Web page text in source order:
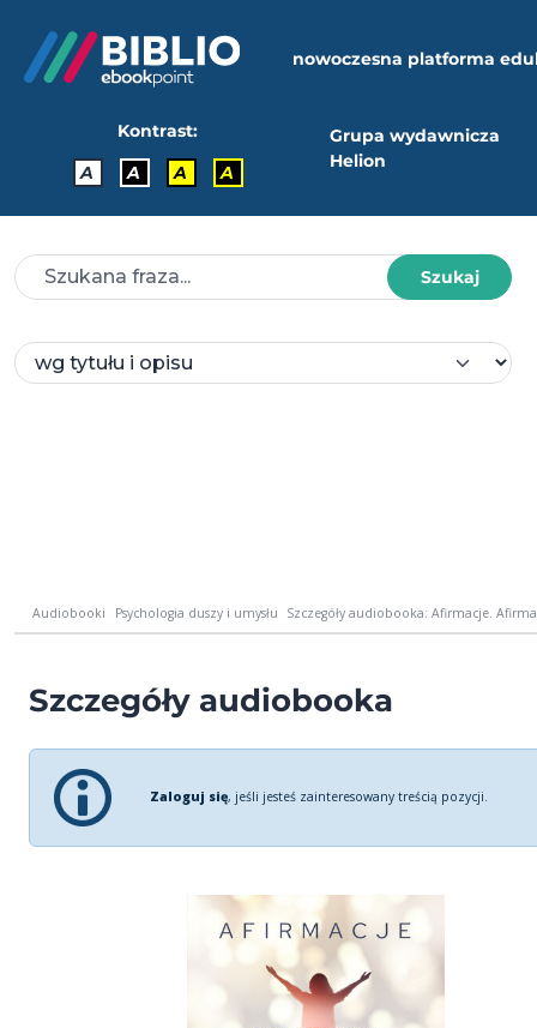
nowoczesna platforma
Kontrast:
A
A A A
Grupa wydawnicza
Helion
Szukaj
Audiobooki Psychologia duszy i umysłu Szczegóły audiobooka: Afirmacje.
Szczegóły audiobooka
Zaloguj się, jeśli jesteś zainteresowany treścią pozycji.